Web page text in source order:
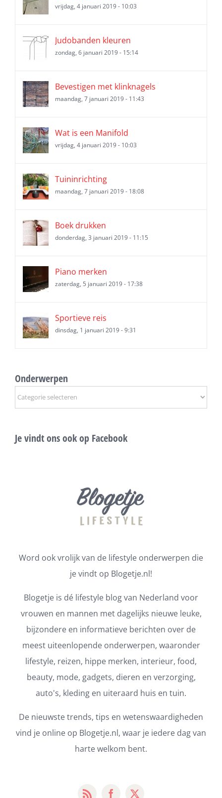
vrijdag, 4 januari 2019 - 10:03
Judobanden kleuren
zondag, 6 januari 2019 - 15:14
Bevestigen met klinknagels
maandag, 7 januari 2019 - 11:43
Wat is een Manifold
vrijdag, 4 januari 2019 - 10:03
Tuininrichting
maandag, 7 januari 2019 - 18:08
Boek drukken
donderdag, 3 januari 2019 - 11:15
Piano merken
zaterdag, 5 januari 2019 - 17:38
Sportieve reis
dinsdag, 1 januari 2019 - 9:31
Onderwerpen
Onderwerpen
Je vindt ons ook op Facebook
Word ook vrolijk van de lifestyle onderwerpen die
je vindt op Blogetje.nl!
Blogetje is dé lifestyle blog van Nederland voor
vrouwen en mannen met dagelijks nieuwe leuke,
bijzondere en informatieve berichten over de
meest uiteenlopende onderwerpen, waaronder
lifestyle, reizen, hippe merken, interieur, food,
beauty, mode, gadgets, dieren en verzorging,
auto's, kleding en uiteraard huis en tuin.
De nieuwste trends, tips en wetenswaardigheden
vind je online op Blogetje.nl, waar je iedere dag van
harte welkom bent.